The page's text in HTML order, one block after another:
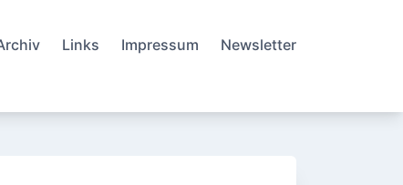
Links Impressum Newsletter